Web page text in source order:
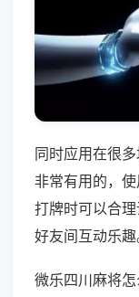
同时应用在很
非常有用的，
打牌时可以合
好友间互动乐趣
微乐四川麻将